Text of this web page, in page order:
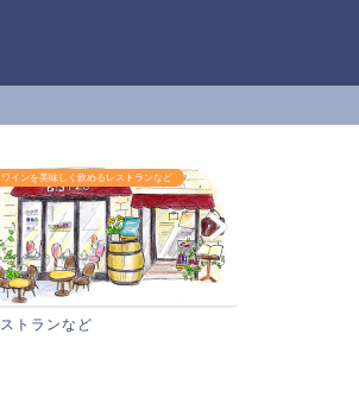
ワインイベントなど
ワインイベントなど